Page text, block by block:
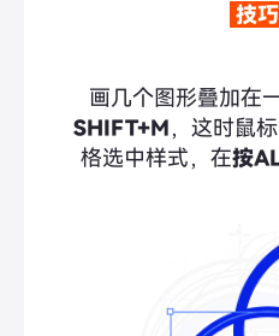
技
画几个图形叠加在
SHIFT+M，这时鼠
格选中样式，在按